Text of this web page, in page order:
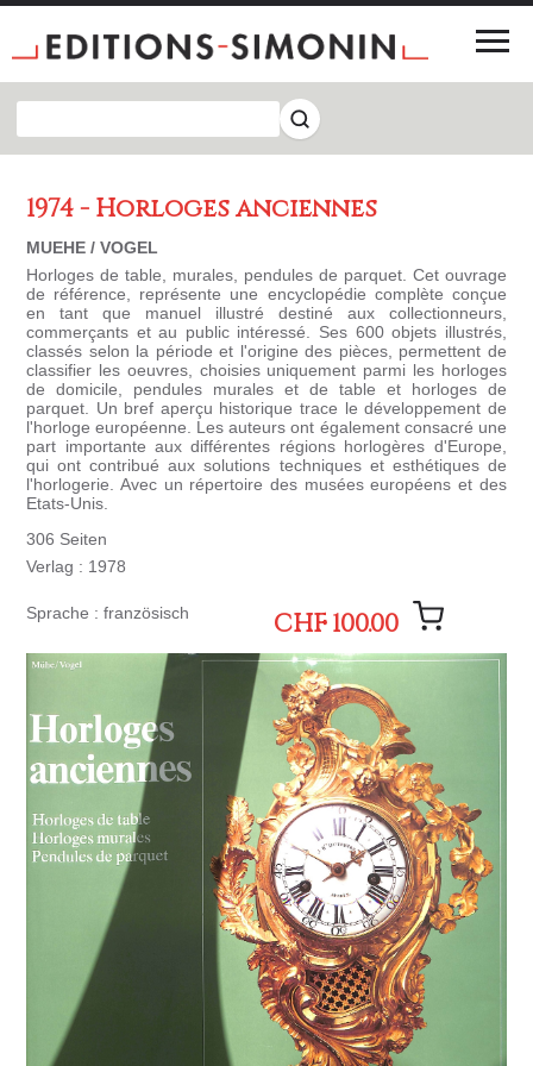
1974 - Horloges anciennes
MUEHE / VOGEL
Horloges de table, murales, pendules de parquet. Cet ouvrage
de référence, représente une encyclopédie complète conçue
en tant que manuel illustré destiné aux collectionneurs,
commerçants et au public intéressé. Ses 600 objets illustrés,
classés selon la période et l'origine des pièces, permettent de
classifier les oeuvres, choisies uniquement parmi les horloges
de domicile, pendules murales et de table et horloges de
parquet. Un bref aperçu historique trace le développement de
l'horloge européenne. Les auteurs ont également consacré une
part importante aux différentes régions horlogères d'Europe,
qui ont contribué aux solutions techniques et esthétiques de
l'horlogerie. Avec un répertoire des musées européens et des
Etats-Unis.
306 Seiten
Verlag : 1978
Sprache : französisch CHF 100.00